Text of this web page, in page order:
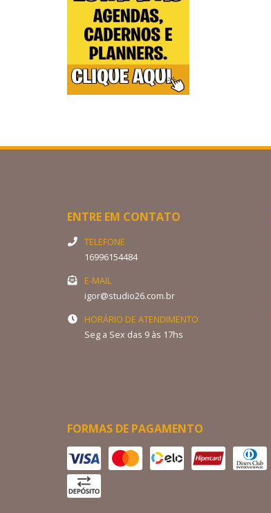
ENTRE EM CONTATO
TELEFONE
16996154484
E-MAIL
igor@studio26.com.br
HORÁRIO DE ATENDIMENTO
Seg a Sex das 9 às 17hs
FORMAS DE PAGAMENTO